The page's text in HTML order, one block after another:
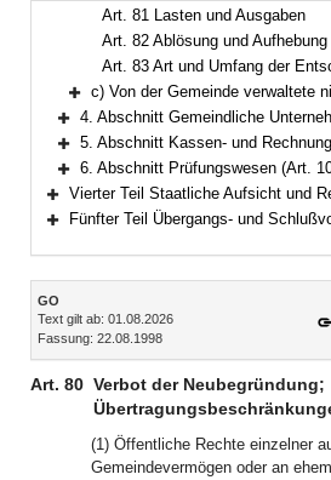
Art. 81 Lasten und Ausgaben
Art. 82 Ablösung und Aufhebung
Art. 83 Art und Umfang der
Bereich erweitern
c) Von der Gemeinde verwaltete nichtrechtsfähige
Bereich erweitern
4. Abschnitt Gemeindliche
Bereich erweitern
5. Abschnitt Kassen- und
Bereich erweitern
6. Abschnitt Prüfungswesen (Art.
Bereich erweitern
Vierter Teil Staatliche Aufsicht und
Fünfter Teil Übergangs- und
Inhalt
GO
Text gilt ab: 01.08.2026
Fassung: 22.08.1998
Art. 80 Verbot der Neubegründung;
(1) Öffentliche Rechte einzelner
Gemeindevermögen oder an